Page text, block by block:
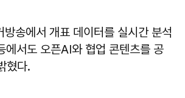
송에서 개표 데이터를 실시간 분석
에서도 오픈AI와 협업 콘텐츠를 공
혔다.